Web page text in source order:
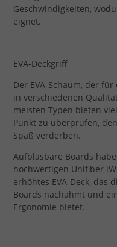
Geschwindigkeiten,
eignet.
EVA-Deckgriff
Der EVA-Schaum, der
in verschiedenen
meisten Typen bieten
Punkt zu überprüfen,
Spaß verderben.
Aufblasbare Boards
hochwertigen Unifiber
erhöhtes EVA-Deck, das
Boards nachahmt und
Ergonomie bietet.